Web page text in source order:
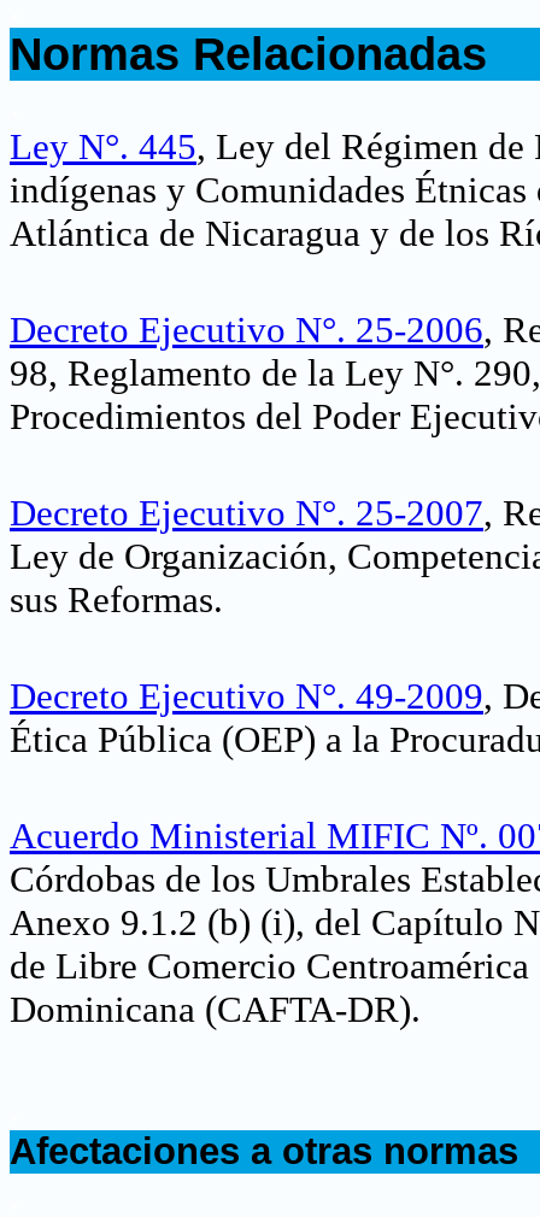
Normas Relacionadas
Ley N°. 445, Ley del Régimen de
indígenas y Comunidades
Atlántica de Nicaragua y de los
Decreto Ejecutivo N°. 25-2006,
98, Reglamento de la Ley N°.
Procedimientos del Poder
Decreto Ejecutivo N°. 25-2007,
Ley de Organización,
sus Reformas.
Decreto Ejecutivo N°. 49-2009,
Ética Pública (OEP) a la
Acuerdo Ministerial MIFIC Nº.
Córdobas de los Umbrales
Anexo 9.1.2 (b) (i), del Capítulo
de Libre Comercio
Dominicana (CAFTA-DR).
Afectaciones a otras normas